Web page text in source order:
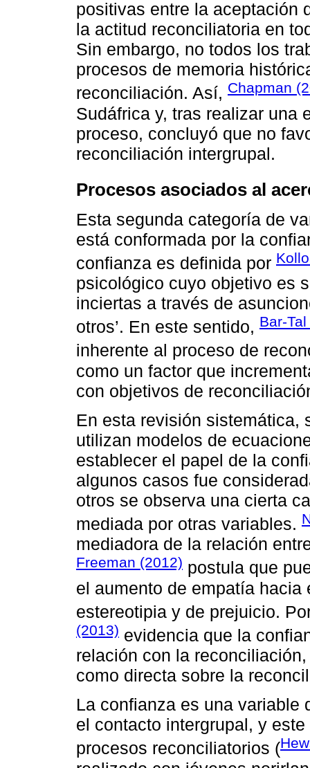
positivas entre la aceptación
la actitud reconciliatoria en
Sin embargo, no todos los
procesos de memoria
reconciliación. Así, Chapman
Sudáfrica y, tras realizar una
proceso, concluyó que no
reconciliación intergrupal.
Procesos asociados al
Esta segunda categoría de
está conformada por la
confianza es definida por
psicológico cuyo objetivo es
inciertas a través de
otros’. En este sentido, Bar-
inherente al proceso de
como un factor que
con objetivos de
En esta revisión sistemática,
utilizan modelos de
establecer el papel de la
algunos casos fue
otros se observa una cierta
mediada por otras variables.
mediadora de la relación
Freeman (2012) postula que
el aumento de empatía
estereotipia y de prejuicio.
(2013) evidencia que la
relación con la
como directa sobre la
La confianza es una variable
el contacto intergrupal, y
procesos reconciliatorios (